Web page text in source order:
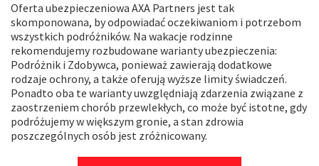
Oferta ubezpieczeniowa AXA Partners jest tak
skomponowana, by odpowiadać oczekiwaniom i potrzebom
wszystkich podróżników. Na wakacje rodzinne
rekomendujemy rozbudowane warianty ubezpieczenia:
Podróżnik i Zdobywca, ponieważ zawierają dodatkowe
rodzaje ochrony, a także oferują wyższe limity świadczeń.
Ponadto oba te warianty uwzględniają zdarzenia związane z
zaostrzeniem chorób przewlekłych, co może być istotne, gdy
podróżujemy w większym gronie, a stan zdrowia
poszczególnych osób jest zróżnicowany.